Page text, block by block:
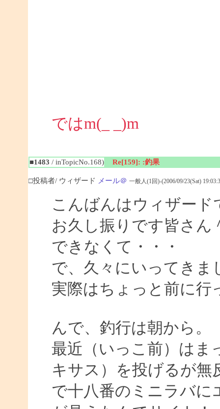
ではm(_ _)m
■1483 / inTopicNo.168) Re[159]: :釣果
□投稿者/ ウィザード メール＠ 一般人(1回)-(2006/09/23(Sat)
こんばんはウィザード
お久し振りです皆さん
できなくて・・・
で、久々にいってきま
実際はちょっと前に行
んで、釣行は朝から。
最近（いっこ前）はま
キサス）を投げるが無
で十八番のミニラバに